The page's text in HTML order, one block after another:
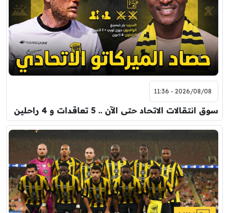
2026/08/08 - 11:36
سوق انتقالات الاتحاد حتى الآن .. 5 تعاقدات و 4 راحلين